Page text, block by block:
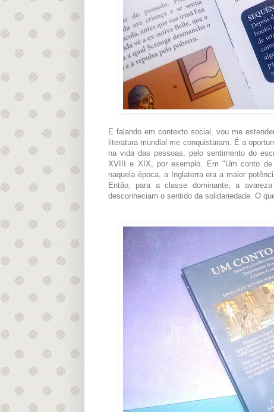
E falando em contexto social, vou me
literatura mundial me conquistaram. É a
na vida das pessoas, pelo sentimento do
XVIII e XIX, por exemplo. Em "Um conto
naquela época, a Inglaterra era a maior
Então, para a classe dominante, a
desconheciam o sentido da solidariedade. O